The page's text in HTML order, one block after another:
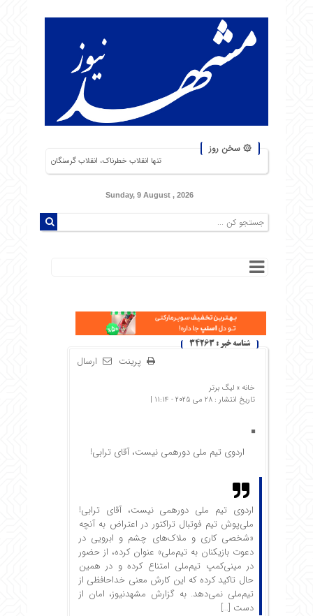
۞ سخن روز
تنها انقلاب خطرناک، انقلاب گرسنگان است. من از شورشهایی که دلیل آن
Sunday, 9 August , 2026
شناسه خبر : 34263
ارسال پرینت
خانه » لیگ برتر
تاریخ انتشار : 28 می 2025 - 11:14 |
اردوی تیم ملی دورهمی نیست، آقای ترابی!
اردوی تیم ملی دورهمی نیست، آقای ترابی!
ملی‌پوش تیم فوتبال تراکتور در اعتراض به آنچه
«شخصی کاری و ملاک‌های چشم و ابرویی در
دعوت بازیکنان به تیم‌ملی» عنوان کرده، از حضور
در مینی‌کمپ تیم‌ملی امتناع کرده و در همین
حال تاکید کرده که این کارش معنی خداحافظی از
تیم‌ملی نمی‌دهد. به گزارش مشهدنیوز، امان از
دست […]